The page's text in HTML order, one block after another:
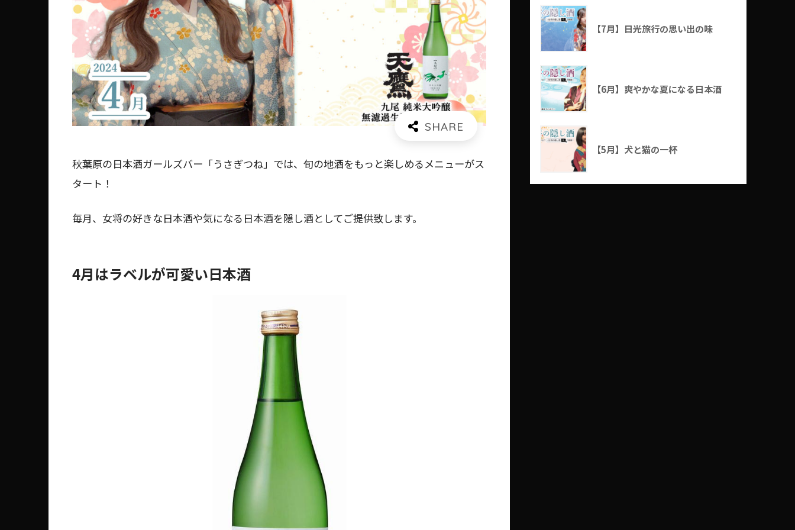
秋葉原の日本酒ガールズバー「うさぎつね」では、旬の地酒をもっと楽しめるメニューがス
タート！
毎月、女将の好きな日本酒や気になる日本酒を隠し酒としてご提供致します。
4月はラベルが可愛い日本酒
【7月】日光旅行の思い出の味
【6月】爽やかな夏になる日本酒
【5月】犬と猫の一杯